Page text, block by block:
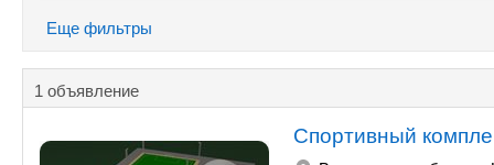
Еще фильтры
1 объявление
Спортивный